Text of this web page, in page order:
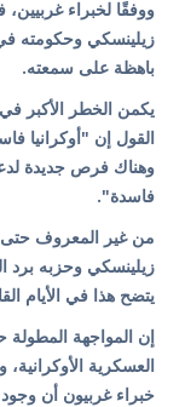
ووفقًا لخبراء
زيلينسكي وحكومته
باهظة على سمعته.
يكمن الخطر الأكبر
القول إن "أوكرانيا
وهناك فرص جديدة
فاسدة".
من غير المعروف حتى
زيلينسكي وحزبه برد
يتضح هذا في الأيام
إن المواجهة المطولة
العسكرية
خبراء غربيون أن